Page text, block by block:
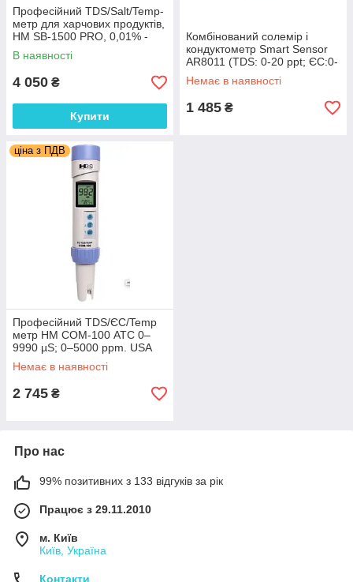
Професійний TDS/Salt/Temp-
метр для харчових продуктів,
HM SB-1500 PRO, 0,01% -
10,0%, ±1%. U. S. A.
В наявності
4 050 ₴
Купити
Комбінований солемір і
кондуктометр Smart Sensor
AR8011 (TDS: 0-20 ppt; ЄС:0-
20mS T: 0 -50, АТС), підсвітка
Немає в наявності
1 485 ₴
ціна з ПДВ
Професійний TDS/ЄС/Temp
метр HM COM-100 АТС 0–
9990 µS; 0–5000 ppm. USA
HM Digital
Немає в наявності
2 745 ₴
Про нас
99% позитивних з 133 відгуків за рік
Працює з 29.11.2010
м. Київ
Київ, Україна
Контакти